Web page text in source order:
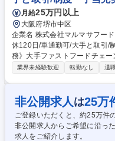
理/会計担当】「大阪焼肉ホル
◎ 月給25万円以上
大阪府堺市中区
企業名 株式会社マルマサフード 求人名 夜勤【南大阪/野菜の生産管理】年
休120日/車通勤可/大手と取引/制度・手当充実 仕
務》大手ファストフードチェ
の入荷から出荷までの製造ラ
置：当日の人員配置が計画通
ニタリング ■段取り・調整：
向けた進捗確認、試運転 ■事
成、生産計画の見直し 募集職種 夜勤【南大阪/野菜の生産管理】年休120
日/車通勤可/大手と取引/制度・
業界未経験歓迎 転勤なし 退
非公開求人 は25万
ご登録いただくと、約25万件
非公開求人からご希望に沿った
求人をご紹介します。